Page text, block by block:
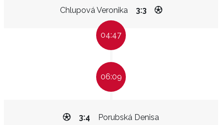
Chlupová Veronika 3:3
04:47
06:09
Porubská Denisa
3:4